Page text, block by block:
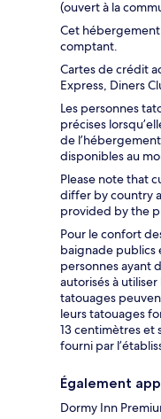
(ouvert à la
Cet
comptant.
Cartes de crédit
Express, Diners
Les personnes
précises
de
disponibles au
Please note that
differ by country
provided by the
Pour le confort
baignade publics
personnes ayant
autorisés à
tatouages
leurs tatouages
13 centimètres et
fourni par
Également
Dormy Inn